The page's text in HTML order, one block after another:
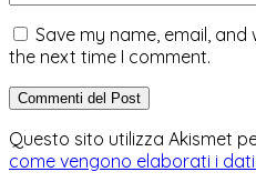
Save my name, email,
the next time I comment.
Questo sito utilizza Akismet
come vengono elaborati i